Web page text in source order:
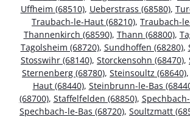
Uffheim (68510), Ueberstrass (68580),
Traubach-le-Haut (68210), Traubach-
Thannenkirch (68590), Thann (68800),
Tagolsheim (68720), Sundhoffen (68280),
Stosswihr (68140), Storckensohn (68470),
Sternenberg (68780), Steinsoultz (68640),
Haut (68440), Steinbrunn-le-Bas
(68700), Staffelfelden (68850),
Spechbach-le-Bas (68720), Soultzmatt